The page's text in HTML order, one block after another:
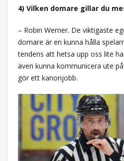
4) Vilken domare gillar du
– Robin Werner. De viktigaste
domare är en kunna hålla
tendens att hetsa upp oss lite
även kunna kommunicera ute
gör ett kanonjobb.